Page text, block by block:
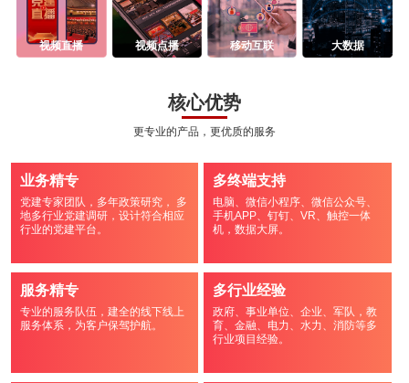
视频直播 视频点播 移动互联 大数据
核心优势
更专业的产品，更优质的服务
业务精专
党建专家团队，多年政策研究， 多
地多行业党建调研，设计符合相应
行业的党建平台。
多终端支持
电脑、微信小程序、微信公众号、
手机APP、钉钉、VR、触控一体
机，数据大屏。
服务精专
专业的服务队伍，建全的线下线上
服务体系，为客户保驾护航。
多行业经验
政府、事业单位、企业、军队，教
育、金融、电力、水力、消防等多
行业项目经验。